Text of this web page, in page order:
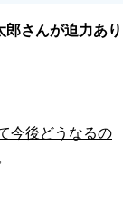
郎さんが迫力あり
今後どうなるの